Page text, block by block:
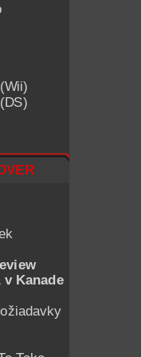
v Kanade